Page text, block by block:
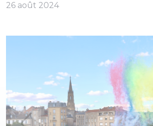
26 août 2024